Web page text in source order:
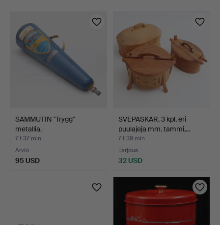
SAMMUTIN "Trygg"
metallia.
7 t 37 min
Arvio
95 USD
SVEPASKAR, 3 kpl, eri
puulajeja mm. tammi,…
7 t 39 min
Tarjous
32 USD